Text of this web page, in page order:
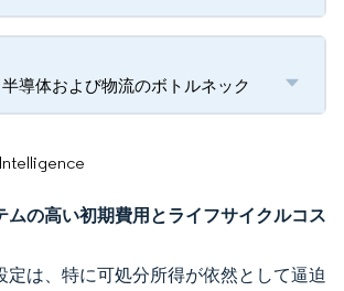
導体および物流のボトルネック
ムの高い初期費用とライフサイクルコス
定は、特に可処分所得が依然として逼迫